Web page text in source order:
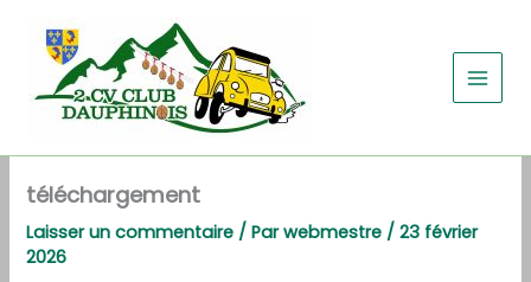
contenu
téléchargement
Laisser un commentaire / Parwebmestre /23 février
2026